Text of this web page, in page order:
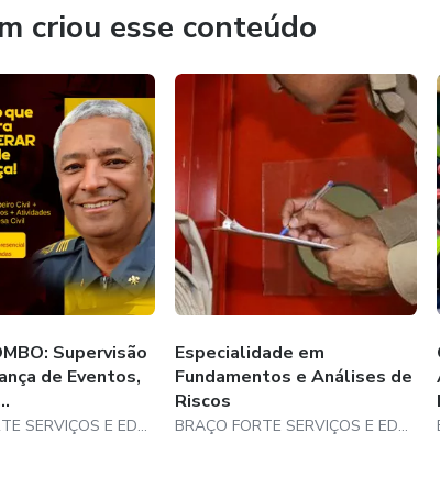
criou esse conteúdo
Supervisão
de Eventos,
BRAÇO FORTE SERVIÇOS E EDUCAÇÃO PROFISSIONAL E GERENCIAL LTDA
Especialidade em
Fundamentos e Análises de
Riscos
BRAÇO FORTE SERVIÇOS E EDUCAÇÃO PROFISSIONAL E GERENCIAL LTDA